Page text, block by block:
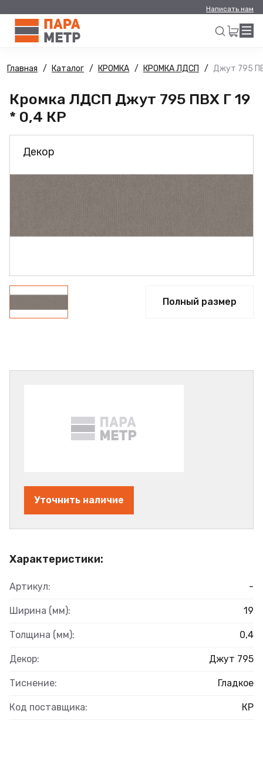
Написать нам
Искать
Главная Каталог КРОМКА КРОМКА ЛДСП Джут 795
Кромка ЛДСП Джут 795 ПВХ Г 19
* 0,4 КР
Декор
Полный размер
Характеристики:
Артикул: -
Ширина (мм): 19
Толщина (мм): 0,4
Декор: Джут 795
Тиснение: Гладкое
Код поставщика: КР
Уточнить наличие